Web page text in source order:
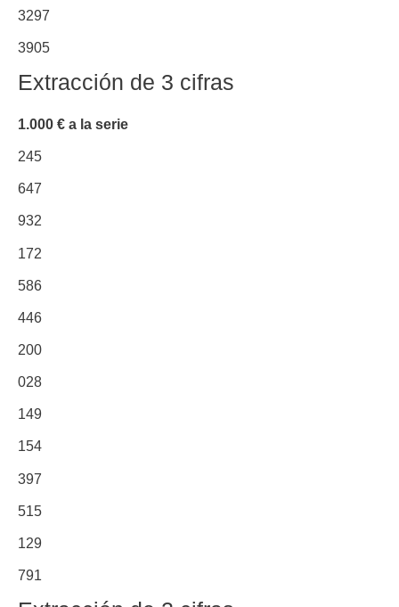
3297
3905
Extracción de 3 cifras
1.000 € a la serie
245
647
932
172
586
446
200
028
149
154
397
515
129
791